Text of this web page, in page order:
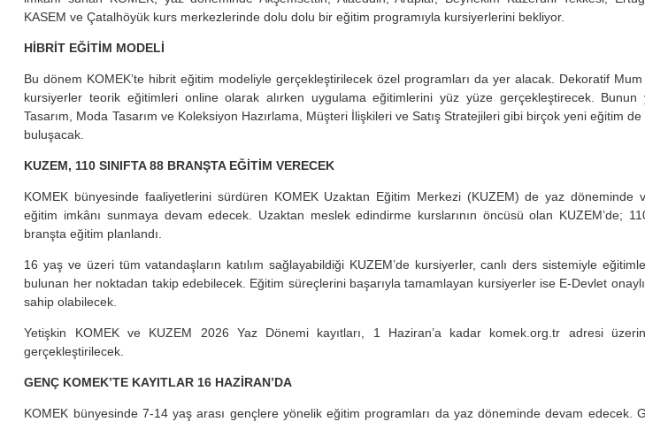
KASEM ve Çatalhöyük kurs merkezlerinde dolu dolu bir eğitim programıyla kursiyerlerini bekliyor.
HİBRİT EĞİTİM MODELİ
Bu dönem KOMEK’te hibrit eğitim modeliyle gerçekleştirilecek özel programları da yer alacak. Dekoratif Mum
kursiyerler teorik eğitimleri online olarak alırken uygulama eğitimlerini yüz yüze gerçekleştirecek. Bunun
Tasarım, Moda Tasarım ve Koleksiyon Hazırlama, Müşteri İlişkileri ve Satış Stratejileri gibi birçok yeni eğitim
buluşacak.
KUZEM, 110 SINIFTA 88 BRANŞTA EĞİTİM VERECEK
KOMEK bünyesinde faaliyetlerini sürdüren KOMEK Uzaktan Eğitim Merkezi (KUZEM) de yaz döneminde
eğitim imkânı sunmaya devam edecek. Uzaktan meslek edindirme kurslarının öncüsü olan KUZEM’de;
branşta eğitim planlandı.
16 yaş ve üzeri tüm vatandaşların katılım sağlayabildiği KUZEM’de kursiyerler, canlı ders sistemiyle
bulunan her noktadan takip edebilecek. Eğitim süreçlerini başarıyla tamamlayan kursiyerler ise E-Devlet onaylı
sahip olabilecek.
Yetişkin KOMEK ve KUZEM 2026 Yaz Dönemi kayıtları, 1 Haziran’a kadar komek.org.tr adresi
gerçekleştirilecek.
GENÇ KOMEK’TE KAYITLAR 16 HAZİRAN’DA
KOMEK bünyesinde 7-14 yaş arası gençlere yönelik eğitim programları da yaz döneminde devam edecek.